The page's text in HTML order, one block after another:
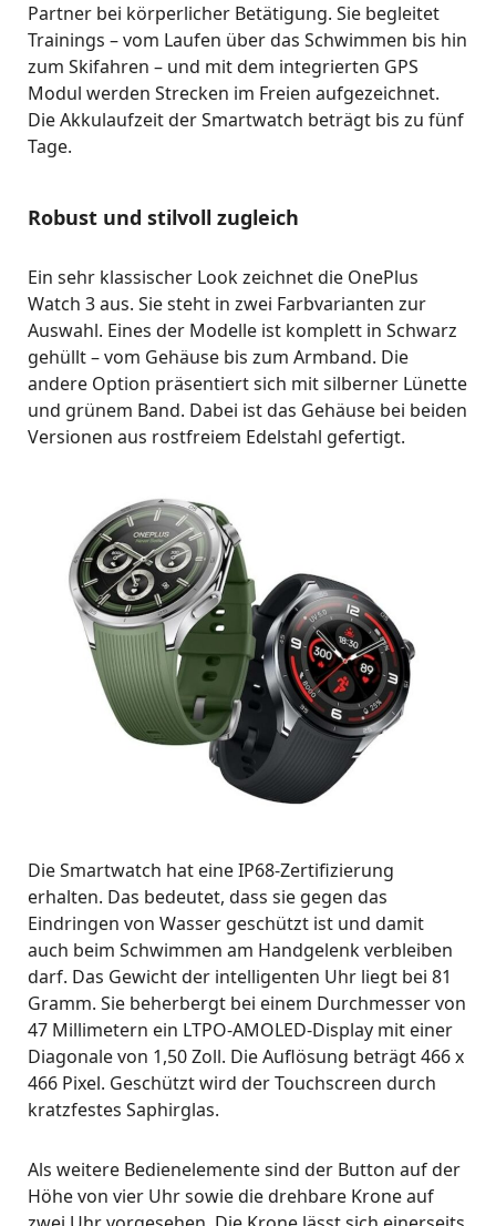
Partner bei körperlicher Betätigung. Sie begleitet
Trainings – vom Laufen über das Schwimmen bis hin
zum Skifahren – und mit dem integrierten GPS
Modul werden Strecken im Freien aufgezeichnet.
Die Akkulaufzeit der Smartwatch beträgt bis zu fünf
Tage.
Robust und stilvoll zugleich
Ein sehr klassischer Look zeichnet die OnePlus
Watch 3 aus. Sie steht in zwei Farbvarianten zur
Auswahl. Eines der Modelle ist komplett in Schwarz
gehüllt – vom Gehäuse bis zum Armband. Die
andere Option präsentiert sich mit silberner Lünette
und grünem Band. Dabei ist das Gehäuse bei beiden
Versionen aus rostfreiem Edelstahl gefertigt.
Die Smartwatch hat eine IP68-Zertifizierung
erhalten. Das bedeutet, dass sie gegen das
Eindringen von Wasser geschützt ist und damit
auch beim Schwimmen am Handgelenk verbleiben
darf. Das Gewicht der intelligenten Uhr liegt bei 81
Gramm. Sie beherbergt bei einem Durchmesser von
47 Millimetern ein LTPO-AMOLED-Display mit einer
Diagonale von 1,50 Zoll. Die Auflösung beträgt 466 x
466 Pixel. Geschützt wird der Touchscreen durch
kratzfestes Saphirglas.
Als weitere Bedienelemente sind der Button auf der
Höhe von vier Uhr sowie die drehbare Krone auf